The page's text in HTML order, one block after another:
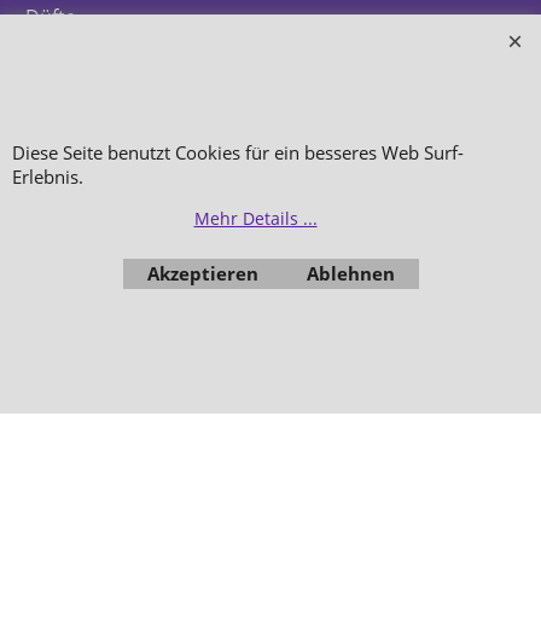
Düfte
ShopFactory Shop
Diese Seite benutzt Cookies für ein besseres Web Surf-
Erlebnis.
Mehr Details ...
Akzeptieren Ablehnen